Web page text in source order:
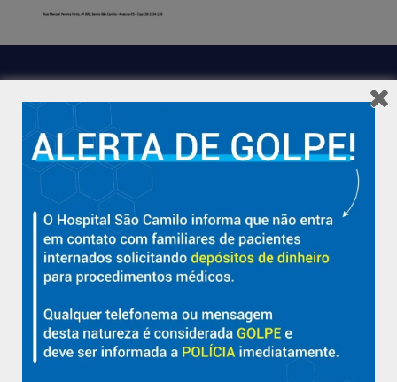
Hospital São Camilo – há mais de 50 anos cuidando da saúde
com qualidade, acolhimento e compromisso com a vida em
Aracruz e região.
Sobre